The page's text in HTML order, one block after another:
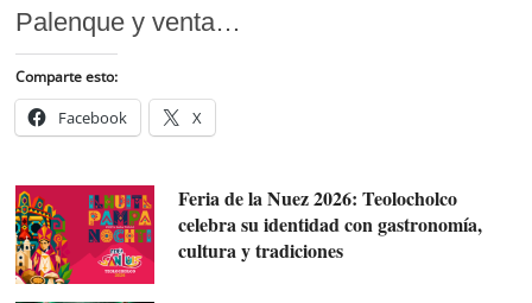
Palenque y venta…
Comparte esto:
Facebook X
Feria de la Nuez 2026: Teolocholco
celebra su identidad con gastronomía,
cultura y tradiciones